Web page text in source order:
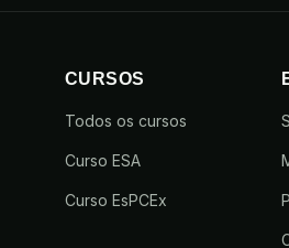
CURSOS
Todos os cursos
Curso ESA
Curso EsPCEx